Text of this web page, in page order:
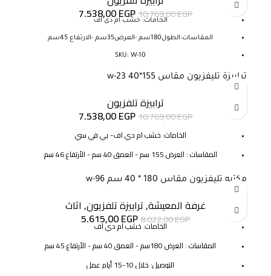
10.769,00EGP
7.538,00EGP
الخامات: خشب ام دى اف
المقاسات:الطول180سم -العرض35سم -الارتفاع 45سم
SKU: W-10
-30%
ترابيزة تليفزيون مقاس 155*40 w-23
ترابيزة تلفزيون
10.769,00EGP
7.538,00EGP
الخامات: خشب ام دي اف- بي في سي
المقاسات : العرض 155 سم - العمق 40 سم - الأرتفاع 46 سم
التوصيل: خلال 10-15 أيام عمل
الضمان : 3 سنوات ضد عيوب الصناعه
-30%
مكتبه تليفزيون مقاس 180 * 40 سم w-96
غرفة المعيشة,ترابيزة تلفزيون, اثاث
8.022,00EGP
5.615,00EGP
الخامات: خشب ام دي اف
المقاسات : العرض 180سم - العمق 40 سم - الأرتفاع 45 سم
التوصيل: خلال 10-15 أيام عمل